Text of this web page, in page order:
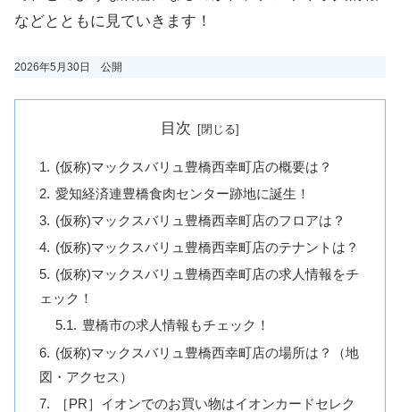
などとともに見ていきます！
2026年5月30日 公開
目次
(仮称)マックスバリュ豊橋西幸町店の概要は？
愛知経済連豊橋食肉センター跡地に誕生！
(仮称)マックスバリュ豊橋西幸町店のフロアは？
(仮称)マックスバリュ豊橋西幸町店のテナントは？
(仮称)マックスバリュ豊橋西幸町店の求人情報をチ
ェック！
豊橋市の求人情報もチェック！
(仮称)マックスバリュ豊橋西幸町店の場所は？（地
図・アクセス）
［PR］イオンでのお買い物はイオンカードセレク